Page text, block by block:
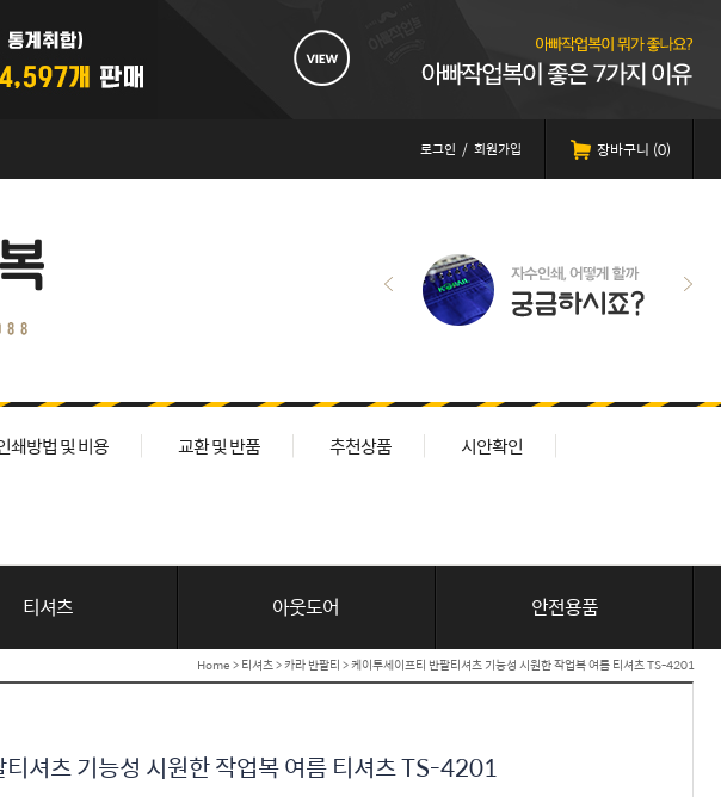
로그인 / 회원가입 장바구니 (0)
쇄방법 및 비용 교환 및 반품 추천상품 시안확인
티셔츠 아웃도어 안전용품
Home>티셔츠>카라 반팔티> 케이투세이프티 반팔티셔츠 기능성 시원한 작업복 여름 티셔츠 TS-4201
셔츠 기능성 시원한 작업복 여름 티셔츠 TS-4201